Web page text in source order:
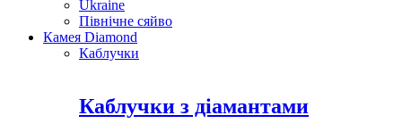
Ukraine
Північне сяйво
Камея Diamond
Каблучки
Каблучки з діамантами